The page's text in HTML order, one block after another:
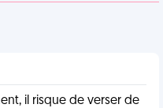
il risque de verser de